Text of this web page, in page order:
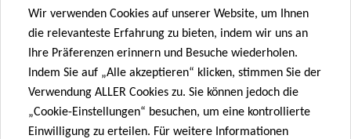
Wir verwenden Cookies auf unserer Website, um Ihnen
die relevanteste Erfahrung zu bieten, indem wir uns an
Ihre Präferenzen erinnern und Besuche wiederholen.
Indem Sie auf „Alle akzeptieren“ klicken, stimmen Sie der
Verwendung ALLER Cookies zu. Sie können jedoch die
„Cookie-Einstellungen“ besuchen, um eine kontrollierte
Einwilligung zu erteilen. Für weitere Informationen